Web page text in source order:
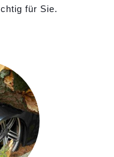
für Sie.